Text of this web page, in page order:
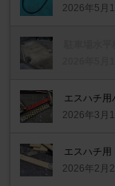
2026年5月
エスハチ用
2026年3月1
エスハチ用
2026年2月